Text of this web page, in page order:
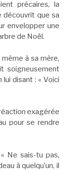
précaires, la
découvrit que sa
envelopper une
de Noël.
à sa mère,
soigneusement
disant : « Voici
exagérée
pour se rendre
Ne sais-tu pas,
à quelqu’un, il